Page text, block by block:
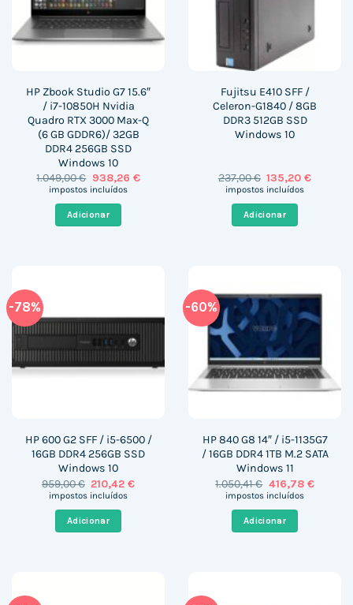
HP Zbook Studio G7 15.6″
/ i7-10850H Nvidia
Quadro RTX 3000 Max-Q
(6 GB GDDR6)/ 32GB
DDR4 256GB SSD
Windows 10
1.049,00€ O
preço
era:
1.049,00 €.
938,26 €O
impostos incluídos
Adicionar
Fujitsu E410 SFF /
Celeron-G1840 / 8GB
DDR3 512GB SSD
Windows 10
237,00€ O
preço
era:
237,00 €.
135,20€O
impostos incluídos
Adicionar
-78%
HP 600 G2 SFF / i5-6500 /
16GB DDR4 256GB SSD
Windows 10
959,00€ O
preço
era:
959,00 €.
210,42€O
impostos incluídos
Adicionar
-60%
HP 840 G8 14″ / i5-1135G7
/ 16GB DDR4 1TB M.2 SATA
Windows 11
1.050,41€ O
preço
era:
1.050,41 €.
416,78 €O
impostos incluídos
Adicionar